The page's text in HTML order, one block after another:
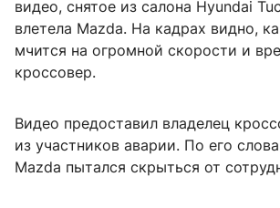
видео, снятое из салона Hyundai
влетела Mazda. На кадрах видно,
мчится на огромной скорости и
кроссовер.
Видео предоставил владелец
из участников аварии. По его
Mazda пытался скрыться от